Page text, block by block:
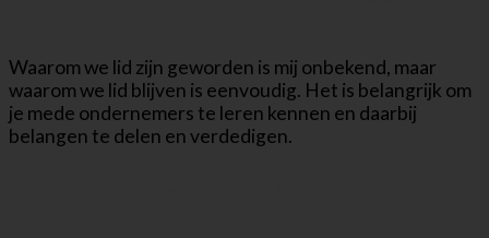
Waarom we lid zijn geworden is mij onbekend, maar
waarom we lid blijven is eenvoudig. Het is belangrijk om
je mede ondernemers te leren kennen en daarbij
belangen te delen en verdedigen.